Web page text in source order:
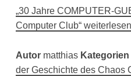
„30 Jahre COMPUTER-
Computer Club“ weiterlesen
Autor matthias Kategorien
der Geschichte des Chaos